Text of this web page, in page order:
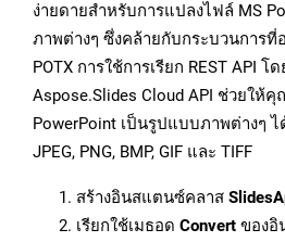
ง่ายดายสำหรับการแปลงไฟล์ MS
ภาพต่างๆ ซึ่งคล้ายกับกระบวนการที่
POTX การใช้การเรียก REST API โ
Aspose.Slides Cloud API ช่วยให้
PowerPoint เป็นรูปแบบภาพต่างๆ
JPEG, PNG, BMP, GIF และ TIFF
สร้างอินสแตนซ์คลาส
เรียกใช้เมธอด Convert ของอิ